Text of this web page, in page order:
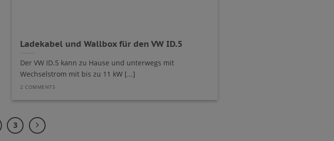
Ladekabel und Wallbox für den VW ID.5
Der VW ID.5 kann zu Hause und unterwegs mit
Wechselstrom mit bis zu 11 kW [...]
2 COMMENTS
3